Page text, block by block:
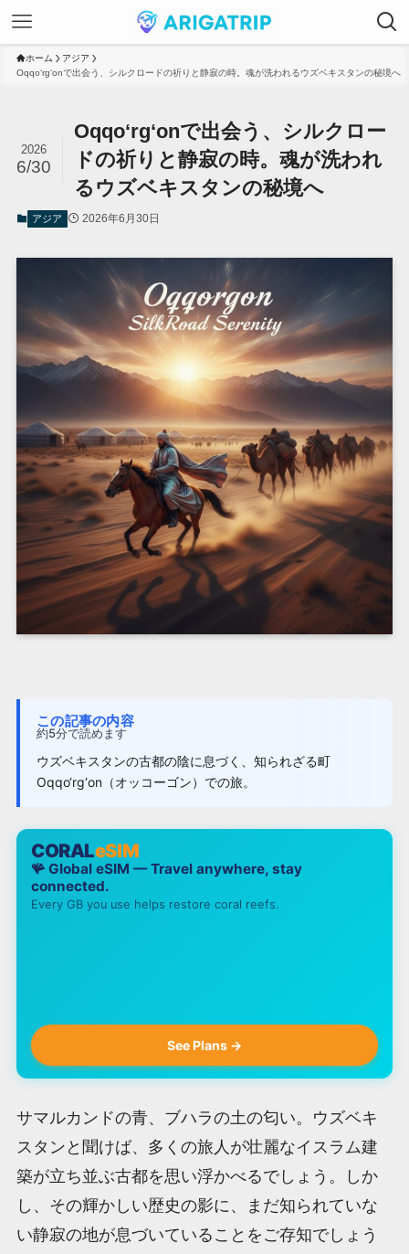
ホーム
アジア
Oqqo‘rg‘onで出会う、シルクロードの祈りと静寂の時。魂が洗われるウズベキスタンの秘境へ
Oqqo‘rg‘onで出会う、シルクロー
ドの祈りと静寂の時。魂が洗われ
るウズベキスタンの秘境へ
2026
6/30
アジア 2026年6月30日
この記事の内容
約5分で読めます
ウズベキスタンの古都の陰に息づく、知られざる町
Oqqo‘rg‘on（オッコーゴン）での旅。
CORALeSIM
🪸 Global eSIM — Travel anywhere, stay
connected.
Every GB you use helps restore coral reefs.
See Plans →
サマルカンドの青、ブハラの土の匂い。ウズベキ
スタンと聞けば、多くの旅人が壮麗なイスラム建
築が立ち並ぶ古都を思い浮かべるでしょう。しか
し、その輝かしい歴史の影に、まだ知られていな
い静寂の地が息づいていることをご存知でしょう